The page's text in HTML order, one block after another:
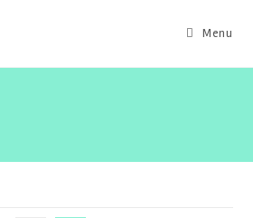
Menu